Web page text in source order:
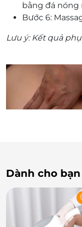
bằng đá nóng
Bước 6:
Lưu ý: Kết quả
Không gian &
Bling77 Spa sở
Dành cho bạn